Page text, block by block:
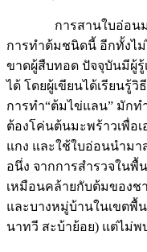
การสานใบอ่อนมะพ
การทำต้มชนิดนี้ อีกทั้งไ
ขาดผู้สืบทอด ปัจจุบันมีผู้
ได้ โดยผู้เขียนได้เรียนรู้
การทำ“ต้มไข่แลน” มัก
ต้องโค่นต้นมะพร้าวเพื่อ
แกง และใช้ใบอ่อนนำม
อนึ่ง จากการสำรวจใน
เหมือนคล้ายกับต้มของช
และบางหมู่บ้านในเขตพื้
นาทวี สะบ้าย้อย) แต่ไม่